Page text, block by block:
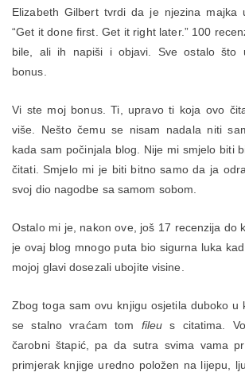
Elizabeth Gilbert tvrdi da je njezina majka
“Get it done first. Get it right later.” 100
bile, ali ih napiši i objavi. Sve ostalo što
bonus.
Vi ste moj bonus. Ti, upravo ti koja ovo
više. Nešto čemu se nisam nadala niti
kada sam počinjala blog. Nije mi smjelo biti
čitati. Smjelo mi je biti bitno samo da ja
svoj dio nagodbe sa samom sobom.
Ostalo mi je, nakon ove, još 17 recenzija do
je ovaj blog mnogo puta bio sigurna luka
mojoj glavi dosezali ubojite visine.
Zbog toga sam ovu knjigu osjetila duboko u
se stalno vraćam tom fileu s citatima.
čarobni štapić, pa da sutra svima vama
primjerak knjige uredno položen na lijepu,